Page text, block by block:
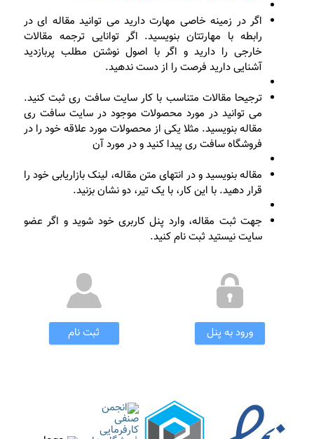
اگر در زمینه خاصی مهارت دارید می توانید مقاله ای در
رابطه با مهارتتان بنویسید. اگر توانایی ترجمه مقالات
خارجی را دارید و اگر با اصول نوشتن مطلب پربازدید
آشنایی دارید فرصت را از دست ندهید.
ترجیحا مقالات متناسب با کار سایت سافت ری ثبت کنید.
می توانید در مورد محصولات موجود در سایت سافت ری
مقاله بنویسید. مثلا یکی از محصولات مورد علاقه خود را در
فروشگاه سافت ری پیدا کنید و در مورد آن
مقاله بنویسید و در انتهای متن مقاله، لینک بازاریابی خود را
قرار دهید. با این کار، با یک تیر، دو نشان بزنید.
جهت ثبت مقاله، وارد پنل کاربری خود شوید و اگر عضو
سایت نیستید ثبت نام کنید.
ورود به پنل ثبت نام